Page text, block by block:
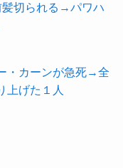
髪切られる→パワハ
・カーンが急死→全
上げた１人